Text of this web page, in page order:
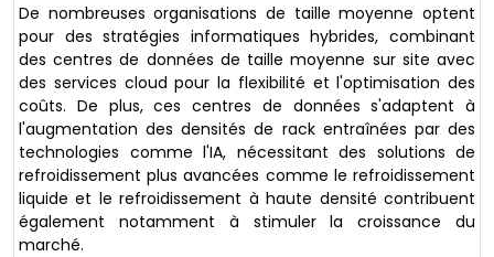
De nombreuses organisations de taille moyenne optent
pour des stratégies informatiques hybrides, combinant
des centres de données de taille moyenne sur site avec
des services cloud pour la flexibilité et l'optimisation des
coûts. De plus, ces centres de données s'adaptent à
l'augmentation des densités de rack entraînées par des
technologies comme l'IA, nécessitant des solutions de
refroidissement plus avancées comme le refroidissement
liquide et le refroidissement à haute densité contribuent
également notamment à stimuler la croissance du
marché.